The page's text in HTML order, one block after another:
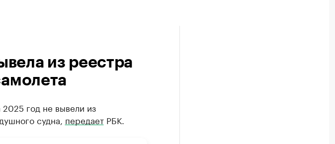
из реестра
год не вывели из
судна, передаетРБК.